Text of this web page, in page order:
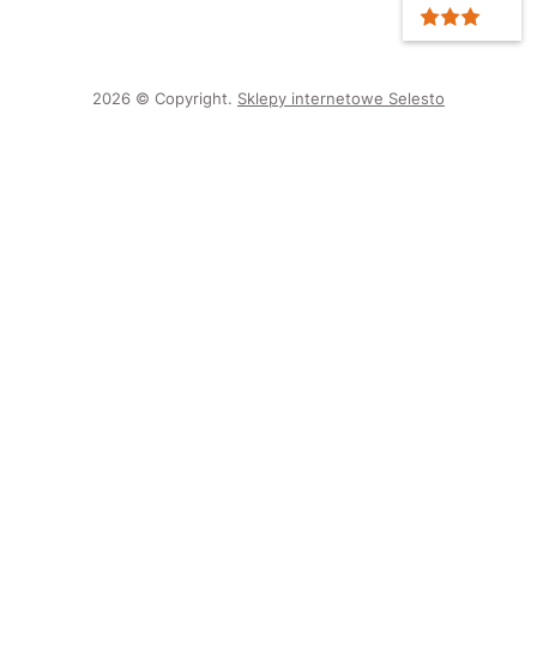
2026 © Copyright. Sklepy internetowe Selesto